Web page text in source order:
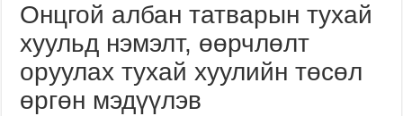
Онцгой албан татварын тухай
хуульд нэмэлт, өөрчлөлт
оруулах тухай хуулийн төсөл
өргөн мэдүүлэв